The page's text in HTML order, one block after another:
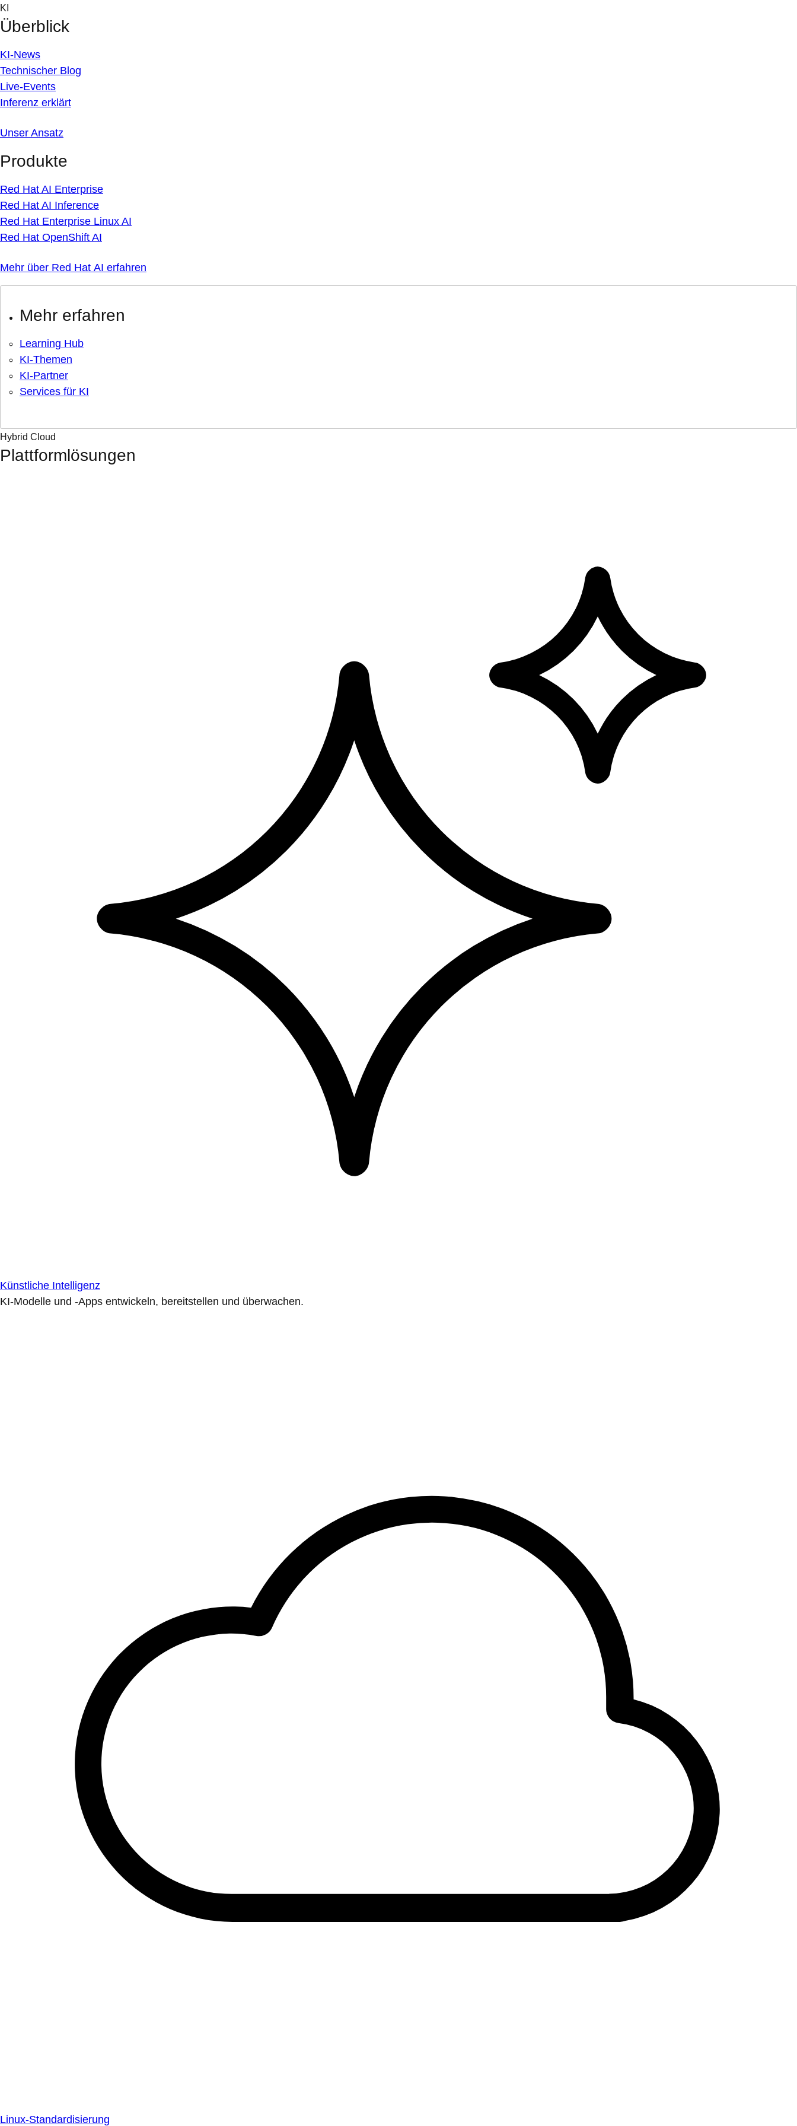
Skip
to
content
KI
Überblick
KI-News
Technischer Blog
Live-Events
Inferenz erklärt
Unser Ansatz
Produkte
Red Hat AI Enterprise
Red Hat AI Inference
Red Hat Enterprise Linux AI
Red Hat OpenShift AI
Mehr über Red Hat AI erfahren
Mehr erfahren
Learning Hub
KI-Themen
KI-Partner
Services für KI
Hybrid Cloud
Plattformlösungen
Künstliche Intelligenz
KI-Modelle und -Apps entwickeln, bereitstellen und überwachen.
Linux-Standardisierung